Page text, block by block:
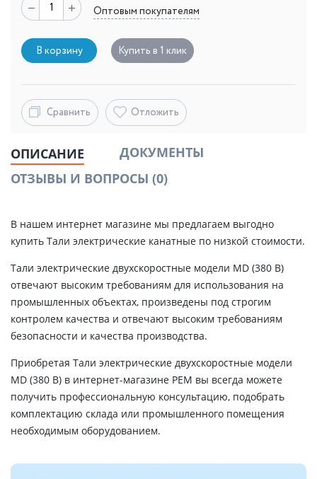
Оптовым покупателям
В корзину Купить в 1 клик
Сравнить Отложить
ОПИСАНИЕ
ДОКУМЕНТЫ
ОТЗЫВЫ И ВОПРОСЫ (0)
В нашем интернет магазине мы предлагаем выгодно
купить Тали электрические канатные по низкой стоимости.
Тали электрические двухскоростные модели MD (380 В)
отвечают высоким требованиям для использования на
промышленных объектах, произведены под строгим
контролем качества и отвечают высоким требованиям
безопасности и качества производства.
Приобретая Тали электрические двухскоростные модели
MD (380 В) в интернет-магазине РЕМ вы всегда можете
получить профессиональную консультацию, подобрать
комплектацию склада или промышленного помещения
необходимым оборудованием.